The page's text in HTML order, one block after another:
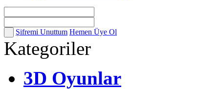
Şifremi Unuttum Hemen Üye Ol
Kategoriler
3D Oyunlar